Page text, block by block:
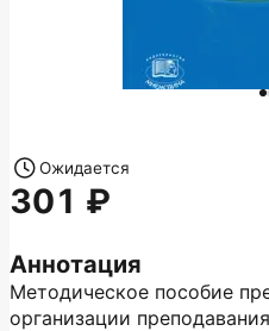
Аннотация
Методическое пособие
организации
Ожидается
301